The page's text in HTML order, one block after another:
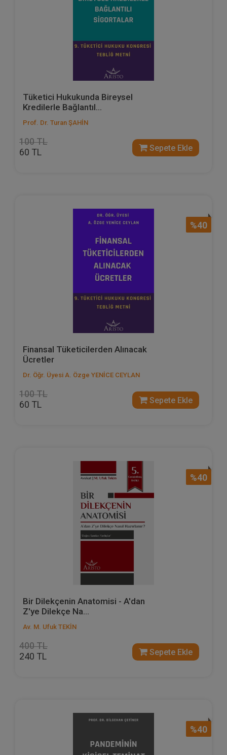
Tüketici Hukukunda Bireysel
Kredilerle Bağlantıl...
Prof. Dr. Turan ŞAHİN
100 TL
60 TL Sepete Ekle
%40
Finansal Tüketicilerden Alınacak
Ücretler
Dr. Öğr. Üyesi A. Özge YENİCE CEYLAN
100 TL
60 TL Sepete Ekle
%40
Bir Dilekçenin Anatomisi - A'dan
Z'ye Dilekçe Na...
Av. M. Ufuk TEKİN
400 TL
240 TL Sepete Ekle
%40